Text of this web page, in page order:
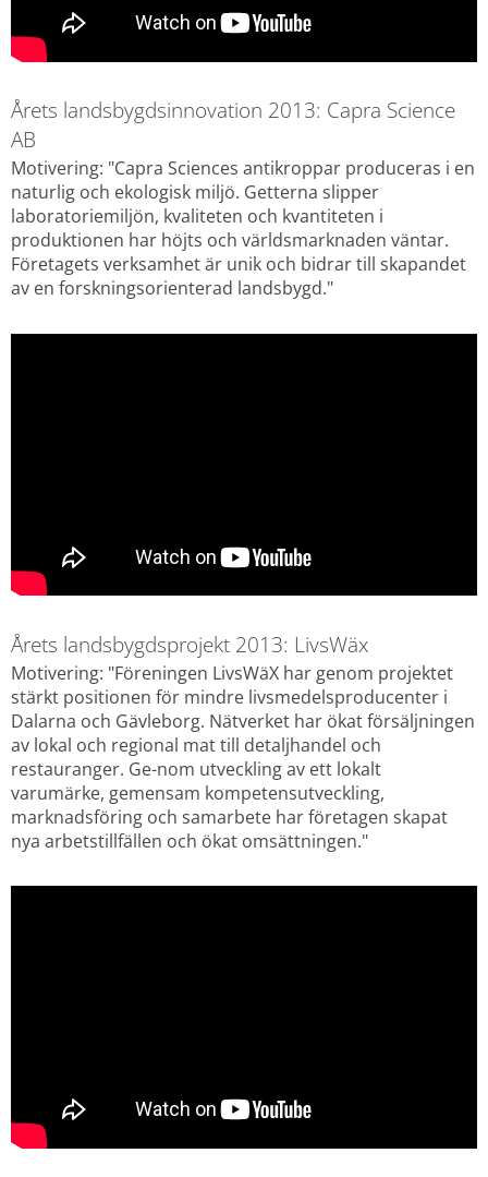
Årets landsbygdsinnovation 2013: Capra Science
AB
Motivering: "Capra Sciences antikroppar produceras i en
naturlig och ekologisk miljö. Getterna slipper
laboratoriemiljön, kvaliteten och kvantiteten i
produktionen har höjts och världsmarknaden väntar.
Företagets verksamhet är unik och bidrar till skapandet
av en forskningsorienterad landsbygd."
Årets landsbygdsprojekt 2013: LivsWäx
Motivering: "Föreningen LivsWäX har genom projektet
stärkt positionen för mindre livsmedelsproducenter i
Dalarna och Gävleborg. Nätverket har ökat försäljningen
av lokal och regional mat till detaljhandel och
restauranger. Ge-nom utveckling av ett lokalt
varumärke, gemensam kompetensutveckling,
marknadsföring och samarbete har företagen skapat
nya arbetstillfällen och ökat omsättningen."